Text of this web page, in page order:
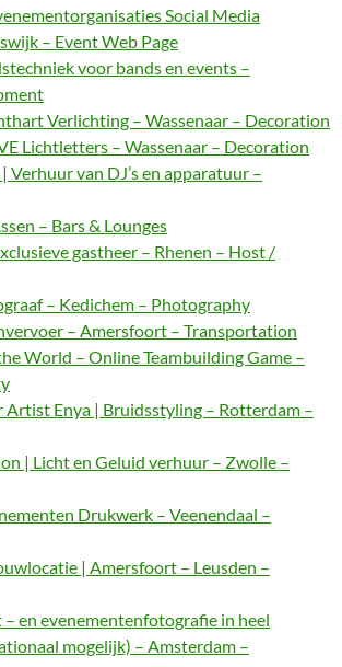
Social Media
– Event Web Page
voor bands en events –
Verlichting – Wassenaar – Decoration
Lichtletters – Wassenaar – Decoration
Verhuur van DJ’s en apparatuur –
– Bars & Lounges
gastheer – Rhenen – Host /
– Kedichem – Photography
– Amersfoort – Transportation
World – Online Teambuilding Game –
Artist Enya | Bruidsstyling – Rotterdam –
| Licht en Geluid verhuur – Zwolle –
Drukwerk – Veenendaal –
| Amersfoort – Leusden –
en evenementenfotografie in heel
mogelijk) – Amsterdam –